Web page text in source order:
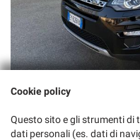
LAND ROVER Discovery
Cookie policy
Questo sito e gli strumenti
dati personali (es. dati di